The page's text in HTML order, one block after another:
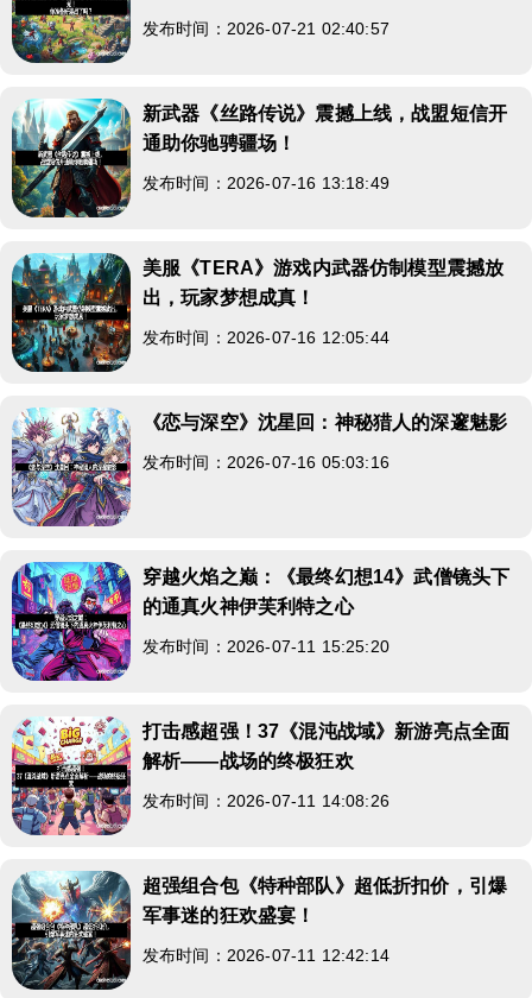
发布时间：2026-07-21 02:40:57
新武器《丝路传说》震撼上线，战盟短信开
通助你驰骋疆场！
发布时间：2026-07-16 13:18:49
美服《TERA》游戏内武器仿制模型震撼放
出，玩家梦想成真！
发布时间：2026-07-16 12:05:44
《恋与深空》沈星回：神秘猎人的深邃魅影
发布时间：2026-07-16 05:03:16
穿越火焰之巅：《最终幻想14》武僧镜头下
的通真火神伊芙利特之心
发布时间：2026-07-11 15:25:20
打击感超强！37《混沌战域》新游亮点全面
解析——战场的终极狂欢
发布时间：2026-07-11 14:08:26
超强组合包《特种部队》超低折扣价，引爆
军事迷的狂欢盛宴！
发布时间：2026-07-11 12:42:14